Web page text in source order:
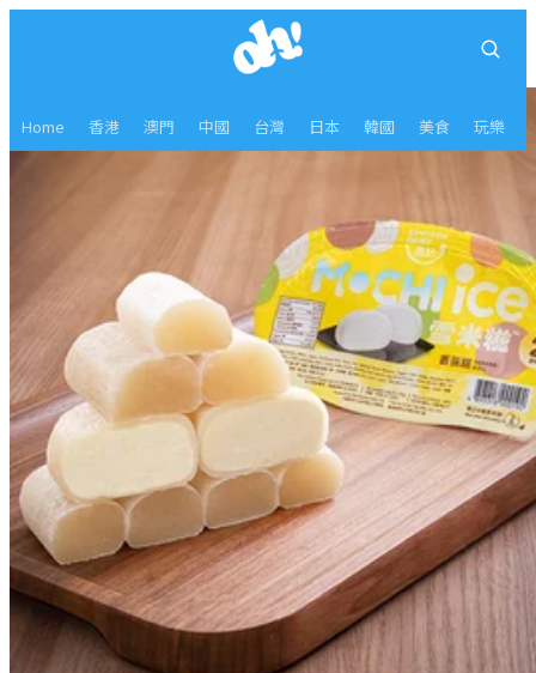
Home 香港 澳門 中國 台灣 日本 韓國 美食 玩樂